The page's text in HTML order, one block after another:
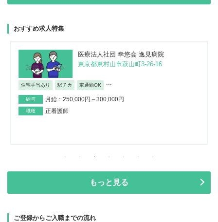
おすすめ求人特集
医療法人社団 幸悠会 逸見病院
東京都東村山市萩山町3-26-16
住宅手当あり 駅チカ 車通勤OK
給与 月給：250,000円～300,000円
職種 正看護師
もっと見る
ご登録からご入職までの流れ